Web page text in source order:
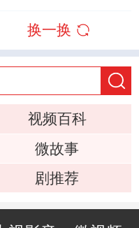
换一换
视频百科
微故事
剧推荐